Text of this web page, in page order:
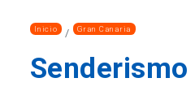
Inicio Gran Canaria